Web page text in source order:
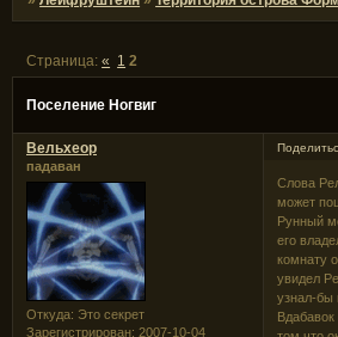
Поселение Ногвиг
Страница:« 1 2
Вельхеор
падаван
Откуда: Это секрет
Зарегистрирован: 2007-10-04
Слова
может
Рунный
его
комнату
увидел
узнал-бы